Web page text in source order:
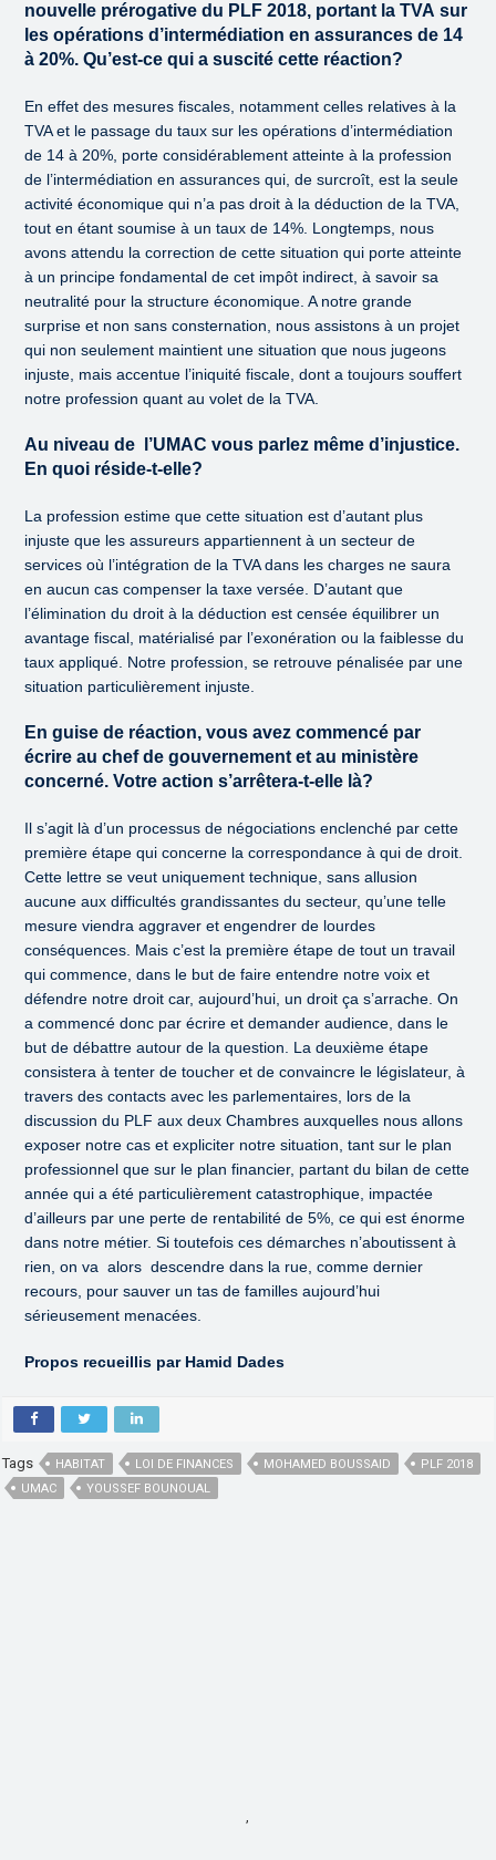
nouvelle prérogative du PLF 2018, portant la TVA sur
les opérations d’intermédiation en assurances de 14
à 20%. Qu’est-ce qui a suscité cette réaction?
En effet des mesures fiscales, notamment celles relatives à la
TVA et le passage du taux sur les opérations d’intermédiation
de 14 à 20%, porte considérablement atteinte à la profession
de l’intermédiation en assurances qui, de surcroît, est la seule
activité économique qui n’a pas droit à la déduction de la TVA,
tout en étant soumise à un taux de 14%. Longtemps, nous
avons attendu la correction de cette situation qui porte atteinte
à un principe fondamental de cet impôt indirect, à savoir sa
neutralité pour la structure économique. A notre grande
surprise et non sans consternation, nous assistons à un projet
qui non seulement maintient une situation que nous jugeons
injuste, mais accentue l’iniquité fiscale, dont a toujours souffert
notre profession quant au volet de la TVA.
Au niveau de l’UMAC vous parlez même d’injustice.
En quoi réside-t-elle?
La profession estime que cette situation est d’autant plus
injuste que les assureurs appartiennent à un secteur de
services où l’intégration de la TVA dans les charges ne saura
en aucun cas compenser la taxe versée. D’autant que
l’élimination du droit à la déduction est censée équilibrer un
avantage fiscal, matérialisé par l’exonération ou la faiblesse du
taux appliqué. Notre profession, se retrouve pénalisée par une
situation particulièrement injuste.
En guise de réaction, vous avez commencé par
écrire au chef de gouvernement et au ministère
concerné. Votre action s’arrêtera-t-elle là?
Il s’agit là d’un processus de négociations enclenché par cette
première étape qui concerne la correspondance à qui de droit.
Cette lettre se veut uniquement technique, sans allusion
aucune aux difficultés grandissantes du secteur, qu’une telle
mesure viendra aggraver et engendrer de lourdes
conséquences. Mais c’est la première étape de tout un travail
qui commence, dans le but de faire entendre notre voix et
défendre notre droit car, aujourd’hui, un droit ça s’arrache. On
a commencé donc par écrire et demander audience, dans le
but de débattre autour de la question. La deuxième étape
consistera à tenter de toucher et de convaincre le législateur, à
travers des contacts avec les parlementaires, lors de la
discussion du PLF aux deux Chambres auxquelles nous allons
exposer notre cas et expliciter notre situation, tant sur le plan
professionnel que sur le plan financier, partant du bilan de cette
année qui a été particulièrement catastrophique, impactée
d’ailleurs par une perte de rentabilité de 5%, ce qui est énorme
dans notre métier. Si toutefois ces démarches n’aboutissent à
rien, on va alors descendre dans la rue, comme dernier
recours, pour sauver un tas de familles aujourd’hui
sérieusement menacées.
Propos recueillis par Hamid Dades
Tags HABITAT LOI DE FINANCES MOHAMED BOUSSAID
PLF 2018
UMAC
YOUSSEF BOUNOUAL
,